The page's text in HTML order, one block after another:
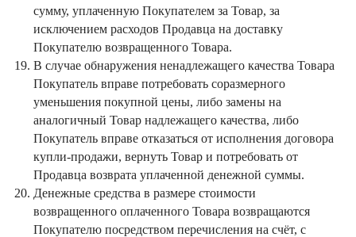
сумму, уплаченную Покупателем за Товар, за
исключением расходов Продавца на доставку
Покупателю возвращенного Товара.
В случае обнаружения ненадлежащего качества Товара
Покупатель вправе потребовать соразмерного
уменьшения покупной цены, либо замены на
аналогичный Товар надлежащего качества, либо
Покупатель вправе отказаться от исполнения договора
купли-продажи, вернуть Товар и потребовать от
Продавца возврата уплаченной денежной суммы.
Денежные средства в размере стоимости
возвращенного оплаченного Товара возвращаются
Покупателю посредством перечисления на счёт, с